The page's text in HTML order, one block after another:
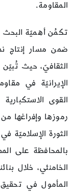
المقاومة.
تكمُن أهميّة البحث
ضمن مسار إنتاج
الثقافيّ، حيث تُبيّن
الإيرانيّة في
القوى
رموزها وإفراغها
الثورة الإسلاميّة
بالمحافظة على
الخامنئي، خلال
المأمول في تحقيق